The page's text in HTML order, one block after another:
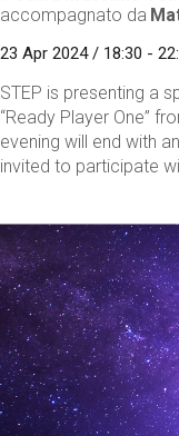
accompagnato da
23 Apr 2024 / 18:30 -
STEP is presenting a
“Ready Player One”
evening will end with
invited to participate